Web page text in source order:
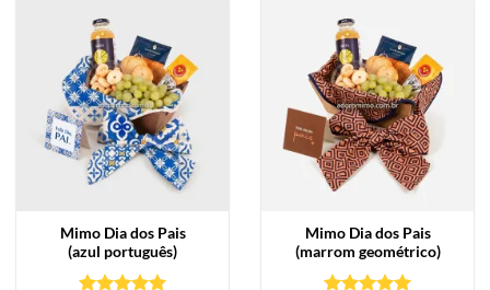
Mimo Dia dos Pais
(azul português)
Mimo Dia dos Pais
(marrom geométrico)